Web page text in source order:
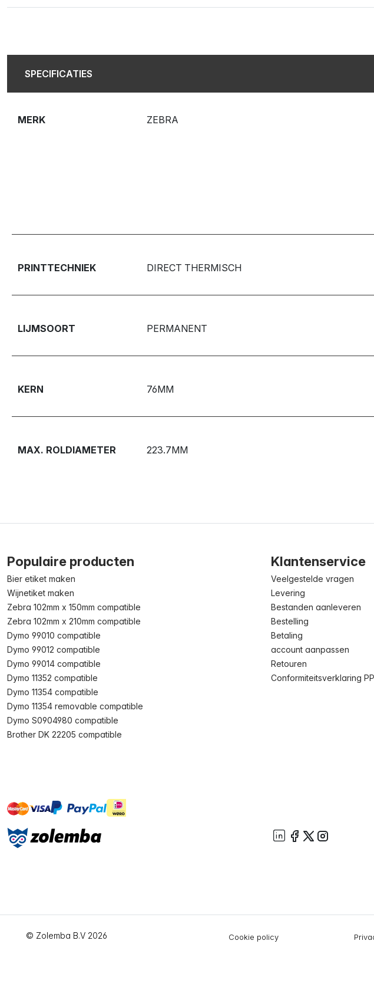
SPECIFICATIES
MERK ZEBRA
PRINTTECHNIEK DIRECT THERMISCH
LIJMSOORT PERMANENT
KERN 76MM
MAX. ROLDIAMETER 223.7MM
Populaire producten
Bier etiket maken
Wijnetiket maken
Zebra 102mm x 150mm compatible
Zebra 102mm x 210mm compatible
Dymo 99010 compatible
Dymo 99012 compatible
Dymo 99014 compatible
Dymo 11352 compatible
Dymo 11354 compatible
Dymo 11354 removable compatible
Dymo S0904980 compatible
Brother DK 22205 compatible
Klantenservice
Veelgestelde vragen
Levering
Bestanden aanleveren
Bestelling
Betaling
account aanpassen
Retouren
Conformiteitsverklaring
mastervisa paypal ideal
© Zolemba B.V 2026 Cookie policy